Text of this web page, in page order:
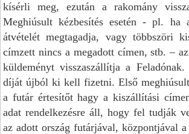
kísérli meg, ezután a rakomány
Meghiúsult kézbesítés esetén - pl. ha
átvételét megtagadja, vagy többszöri
címzett nincs a megadott címen, stb. –
küldeményt visszaszállítja a
díját újból ki kell fizetni. Első
a futár értesítőt hagy a kiszállítási
adat rendelkezésre áll, hogy fel tudják
az adott ország futárjával, központjával